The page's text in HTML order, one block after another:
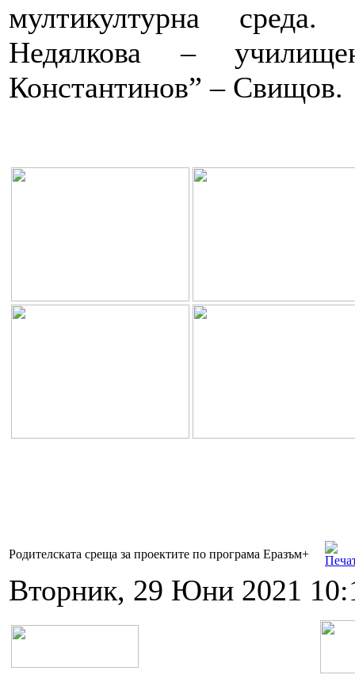
мултикултурна среда.
Недялкова –
Константинов” – Свищов.
Родителската среща за проектите по програма Еразъм+
Вторник, 29 Юни 2021